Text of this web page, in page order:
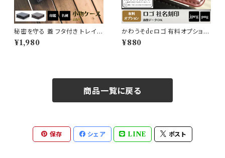
秘密を守る 蓋 フタ付き トレイ
ミニ 卓上ケース 収納 PUレザ
ー 合成皮革 小物入れ 収納箱
¥1,980
かわうそdeロゴ 有料オプション
【動画あり】レーザー刻印 名入
れ オーダーメイド LOGO ロゴ
¥880
商品一覧に戻る
保存 シェア LINE ポスト